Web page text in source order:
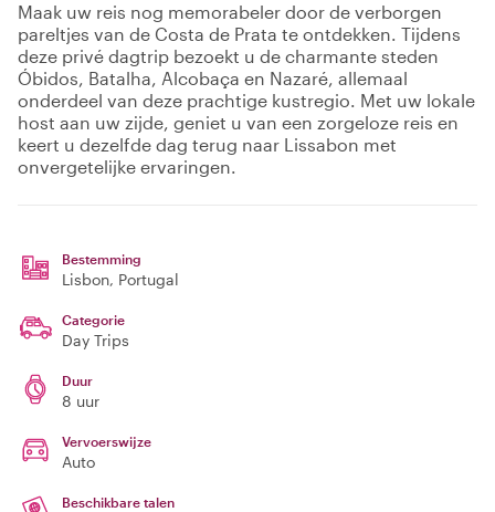
Maak uw reis nog memorabeler door de verborgen
pareltjes van de Costa de Prata te ontdekken. Tijdens
deze privé dagtrip bezoekt u de charmante steden
Óbidos, Batalha, Alcobaça en Nazaré, allemaal
onderdeel van deze prachtige kustregio. Met uw lokale
host aan uw zijde, geniet u van een zorgeloze reis en
keert u dezelfde dag terug naar Lissabon met
onvergetelijke ervaringen.
Bestemming
Lisbon, Portugal
Categorie
Day Trips
Duur
8 uur
Vervoerswijze
Auto
Beschikbare talen